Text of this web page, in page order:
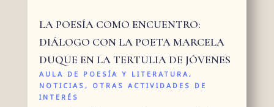
LA POESÍA COMO ENCUENTRO:
DIÁLOGO CON LA POETA MARCELA
DUQUE EN LA TERTULIA DE JÓVENES
AULA DE POESÍA Y LITERATURA,
NOTICIAS, OTRAS ACTIVIDADES DE
INTERÉS